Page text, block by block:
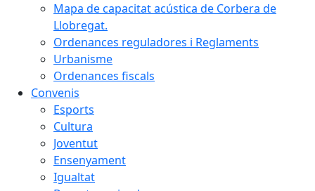
Mapa de capacitat acústica de Corbera de
Llobregat.
Ordenances reguladores i Reglaments
Urbanisme
Ordenances fiscals
Convenis
Esports
Cultura
Joventut
Ensenyament
Igualtat